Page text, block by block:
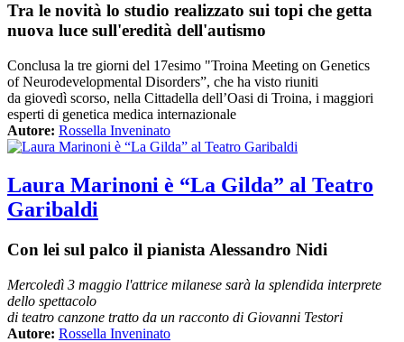
Tra le novità lo studio realizzato sui topi che getta
nuova luce sull'eredità dell'autismo
Conclusa la tre giorni del 17esimo "Troina Meeting on Genetics
of Neurodevelopmental Disorders”, che ha visto riuniti
da giovedì scorso, nella Cittadella dell’Oasi di Troina, i maggiori
esperti di genetica medica internazionale
Autore: Rossella Inveninato
Laura Marinoni è “La Gilda” al Teatro
Garibaldi
Con lei sul palco il pianista Alessandro Nidi
Mercoledì 3 maggio l'attrice milanese sarà la splendida interprete
dello spettacolo
di teatro canzone tratto da un racconto di Giovanni Testori
Autore: Rossella Inveninato